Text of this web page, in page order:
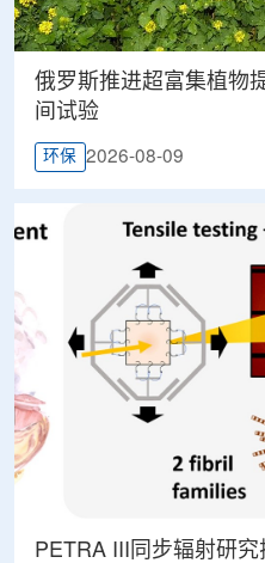
俄罗斯推进超富集植物
间试验
环保 2026-08-09
PETRA III同步辐射研